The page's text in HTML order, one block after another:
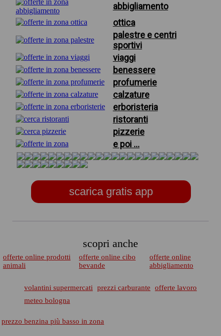
abbigliamento
ottica
palestre e centri
sportivi
viaggi
benessere
profumerie
calzature
erboristeria
ristoranti
pizzerie
e poi ...
scarica gratis app
scopri anche
offerte online prodotti
animali
offerte online cibo
bevande
offerte online
abbigliamento
volantini supermercati prezzi carburante
offerte lavoro
meteo bologna
prezzo benzina più basso in zona